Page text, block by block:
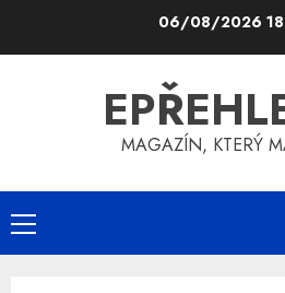
06/08/2026
MAGAZÍN, KTERÝ
Primary
Menu